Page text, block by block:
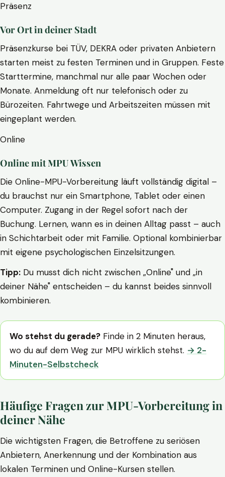
Präsenz
Vor Ort in deiner Stadt
Präsenzkurse bei TÜV, DEKRA oder privaten Anbietern
starten meist zu festen Terminen und in Gruppen. Feste
Starttermine, manchmal nur alle paar Wochen oder
Monate. Anmeldung oft nur telefonisch oder zu
Bürozeiten. Fahrtwege und Arbeitszeiten müssen mit
eingeplant werden.
Online
Online mit MPU Wissen
Die Online-MPU-Vorbereitung läuft vollständig digital –
du brauchst nur ein Smartphone, Tablet oder einen
Computer. Zugang in der Regel sofort nach der
Buchung. Lernen, wann es in deinen Alltag passt – auch
in Schichtarbeit oder mit Familie. Optional kombinierbar
mit eigene psychologischen Einzelsitzungen.
Tipp: Du musst dich nicht zwischen „Online" und „in
deiner Nähe" entscheiden – du kannst beides sinnvoll
kombinieren.
Wo stehst du gerade? Finde in 2 Minuten heraus,
wo du auf dem Weg zur MPU wirklich stehst. → 2-
Minuten-Selbstcheck
Häufige Fragen zur MPU-Vorbereitung in
deiner Nähe
Die wichtigsten Fragen, die Betroffene zu seriösen
Anbietern, Anerkennung und der Kombination aus
lokalen Terminen und Online-Kursen stellen.